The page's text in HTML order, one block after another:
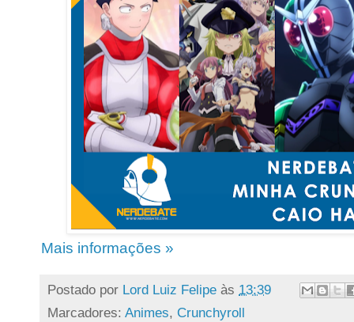
Mais informações »
Postado por Lord Luiz Felipe às 13:39
Marcadores: Animes, Crunchyroll